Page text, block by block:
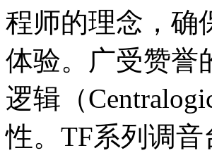
程师的理念，确
体验。广受赞誉
逻辑（
性。TF系列调